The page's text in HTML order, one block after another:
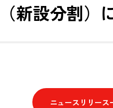
新設分割）
ニュースリリース